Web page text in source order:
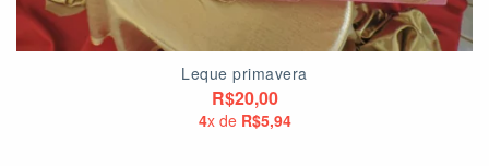
Leque primavera
R$20,00
4x de R$5,94